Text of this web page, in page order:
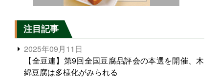
注目記事
2025年09月11日
【全豆連】第9回全国豆腐品評会の本選を開催、木
綿豆腐は多様化がみられる